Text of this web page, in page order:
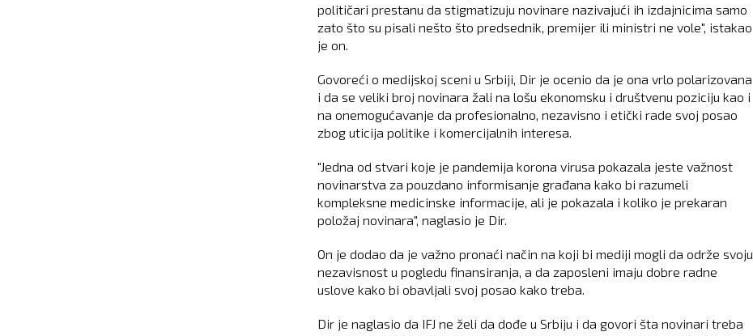
političari prestanu da stigmatizuju novinare nazivajući ih izdajnicima samo
zato što su pisali nešto što predsednik, premijer ili ministri ne vole", istakao
je on.
Govoreći o medijskoj sceni u Srbiji, Dir je ocenio da je ona vrlo polarizovana
i da se veliki broj novinara žali na lošu ekonomsku i društvenu poziciju kao i
na onemogućavanje da profesionalno, nezavisno i etički rade svoj posao
zbog uticija politike i komercijalnih interesa.
"Jedna od stvari koje je pandemija korona virusa pokazala jeste važnost
novinarstva za pouzdano informisanje građana kako bi razumeli
kompleksne medicinske informacije, ali je pokazala i koliko je prekaran
položaj novinara", naglasio je Dir.
On je dodao da je važno pronaći način na koji bi mediji mogli da održe svoju
nezavisnost u pogledu finansiranja, a da zaposleni imaju dobre radne
uslove kako bi obavljali svoj posao kako treba.
Dir je naglasio da IFJ ne želi da dođe u Srbiju i da govori šta novinari treba